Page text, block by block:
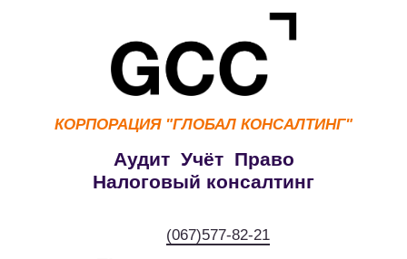
КОРПОРАЦИЯ "ГЛОБАЛ КОНСАЛТИНГ"
Аудит Учёт Право
Налоговый консалтинг
(067)577-82-21